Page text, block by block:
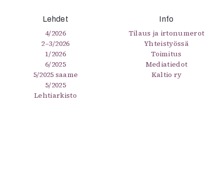
Lehdet
4/2026
2–3/2026
1/2026
6/2025
5/2025 saame
5/2025
Lehtiarkisto
Info
Tilaus ja irtonumerot
Yhteistyössä
Toimitus
Mediatiedot
Kaltio ry